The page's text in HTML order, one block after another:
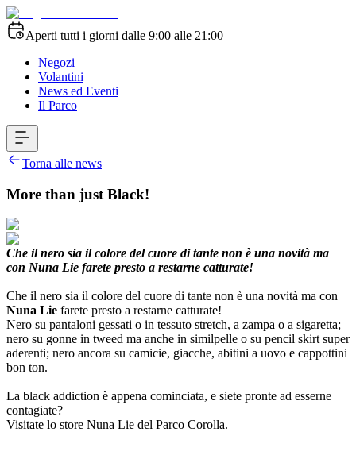
Aperti tutti i giorni dalle 9:00 alle 21:00
Negozi
Volantini
News ed Eventi
Il Parco
Torna alle news
More than just Black!
Che il nero sia il colore del cuore di tante non è una novità ma
con Nuna Lie farete presto a restarne catturate!
Che il nero sia il colore del cuore di tante non è una novità ma con
Nuna Lie farete presto a restarne catturate!
Nero su pantaloni gessati o in tessuto stretch, a zampa o a sigaretta;
nero su gonne in tweed ma anche in similpelle o su pencil skirt super
aderenti; nero ancora su camicie, giacche, abitini a uovo e cappottini
bon ton.
La black addiction è appena cominciata, e siete pronte ad esserne
contagiate?
Visitate lo store Nuna Lie del Parco Corolla.